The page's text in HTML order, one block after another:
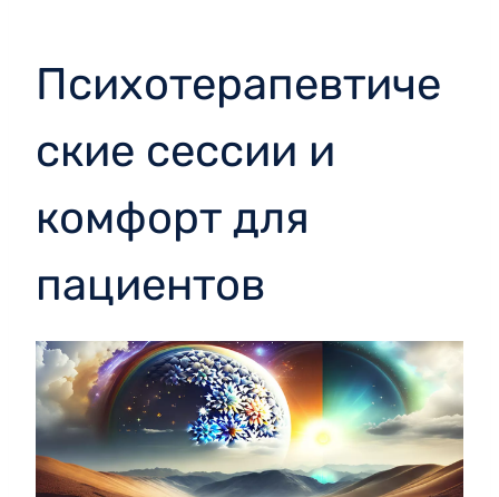
Психотерапевтиче
ские сессии и
комфорт для
пациентов